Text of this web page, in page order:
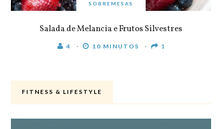
SOBREMESAS
Salada de Melancia e Frutos Silvestres
4 10 MINUTOS 1
FITNESS & LIFESTYLE